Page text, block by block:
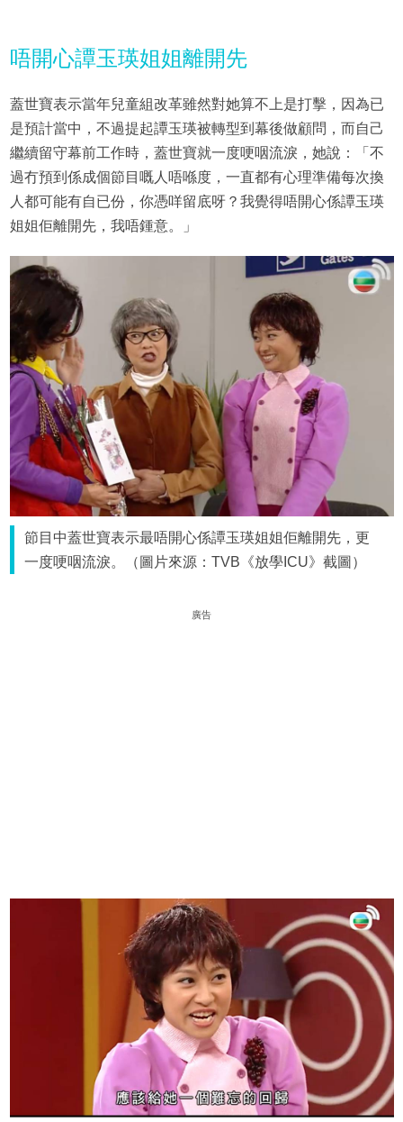
唔開心譚玉瑛姐姐離開先
蓋世寶表示當年兒童組改革雖然對她算不上是打擊，因為已
是預計當中，不過提起譚玉瑛被轉型到幕後做顧問，而自己
繼續留守幕前工作時，蓋世寶就一度哽咽流淚，她說：「不
過冇預到係成個節目嘅人唔喺度，一直都有心理準備每次換
人都可能有自已份，你憑咩留底呀？我覺得唔開心係譚玉瑛
姐姐佢離開先，我唔鍾意。」
節目中蓋世寶表示最唔開心係譚玉瑛姐姐佢離開先，更
一度哽咽流淚。（圖片來源：TVB《放學ICU》截圖）
廣告